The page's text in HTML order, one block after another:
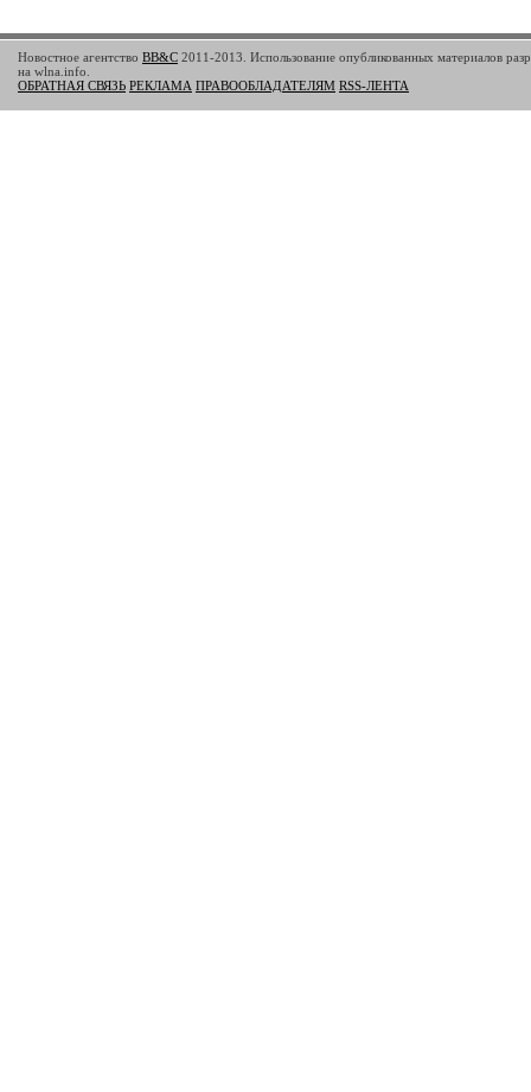
Новостное агентство BB&C 2011-2013. Использование опубликованных материалов
на wlna.info.
ОБРАТНАЯ СВЯЗЬ РЕКЛАМА ПРАВООБЛАДАТЕЛЯМ RSS-ЛЕНТА